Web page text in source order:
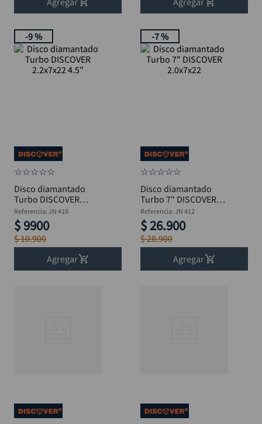
-9 %
☆☆☆☆☆
Disco diamantado
Turbo DISCOVER
2.2x7x22 4.5"
Referencia: JN 410
$ 9900
$10.900
Agregar
-7 %
☆☆☆☆☆
Disco diamantado
Turbo 7" DISCOVER
2.0x7x22
Referencia: JN 412
$ 26.900
$28.900
Agregar